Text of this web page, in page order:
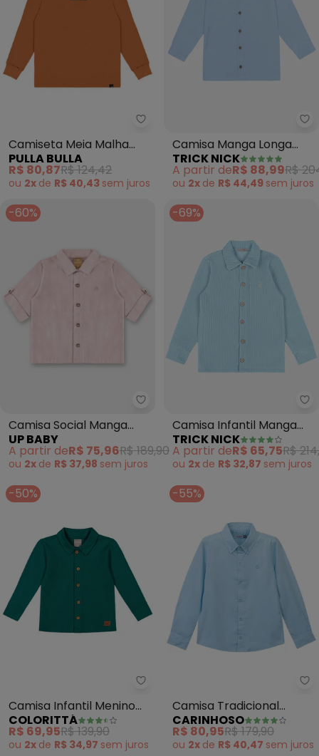
Pulla Bulla - Camiseta Meia
Camiseta Meia Malha
(Marrom)
PULLA BULLA
R$ 80,87R$ 124,42
ou 2x de R$ 40,43 sem juros
Camisa Manga Longa
(Azul)
TRICK NICK
A partir deR$ 88,99R$
ou 2x de R$ 44,49 sem juros
-60%
Up Baby - Camisa Social
Camisa Social Manga
Longa Bebê Menino
(Rosa)
UP BABY
A partir deR$ 75,96R$ 189,90
ou 2x de R$ 37,98 sem juros
-69%
Camisa Infantil Manga
Longa (Azul)
TRICK NICK
A partir deR$ 65,75R$
ou 2x de R$ 32,87 sem juros
-50%
Colorittá - Camisa Infantil
Camisa Infantil Menino
Texturizada (Verde)
COLORITTÁ
R$ 69,95R$ 139,90
ou 2x de R$ 34,97 sem juros
-55%
Camisa Tradicional
Menino (Azul Claro)
CARINHOSO
R$ 80,95R$ 179,90
ou 2x de R$ 40,47 sem juros